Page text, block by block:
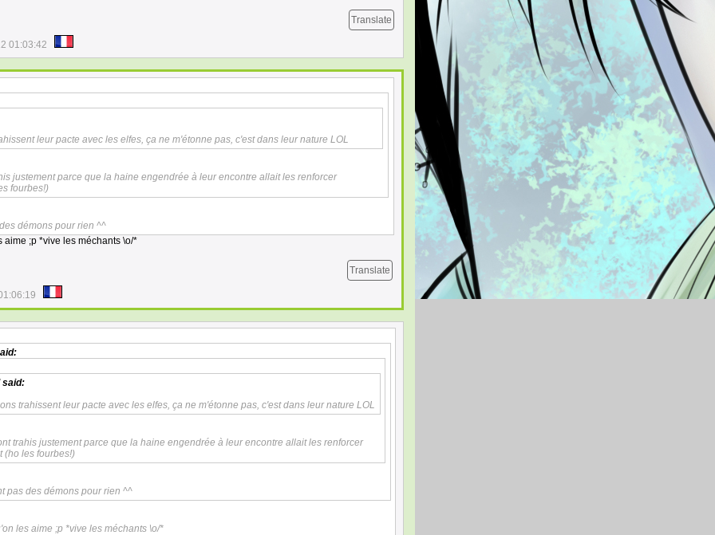
Translate
01:03:42
leur pacte avec les elfes, ça ne m'étonne pas, c'est dans leur nature LOL
justement parce que la haine engendrée à leur encontre allait les renforcer
fourbes!)
démons pour rien ^^
aime ;p *vive les méchants \o/*
Translate
said:
trahissent leur pacte avec les elfes, ça ne m'étonne pas, c'est dans leur nature LOL
trahis justement parce que la haine engendrée à leur encontre allait les renforcer
(ho les fourbes!)
pas des démons pour rien ^^
les aime ;p *vive les méchants \o/*